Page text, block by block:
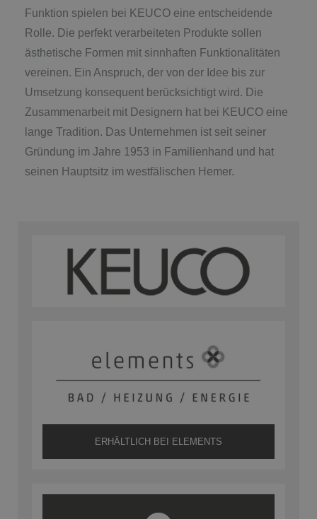
Funktion spielen bei KEUCO eine entscheidende
Rolle. Die perfekt verarbeiteten Produkte sollen
ästhetische Formen mit sinnhaften Funktionalitäten
vereinen. Ein Anspruch, der von der Idee bis zur
Umsetzung konsequent berücksichtigt wird. Die
Zusammenarbeit mit Designern hat bei KEUCO eine
lange Tradition. Das Unternehmen ist seit seiner
Gründung im Jahre 1953 in Familienhand und hat
seinen Hauptsitz im westfälischen Hemer.
ERHÄLTLICH BEI ELEMENTS